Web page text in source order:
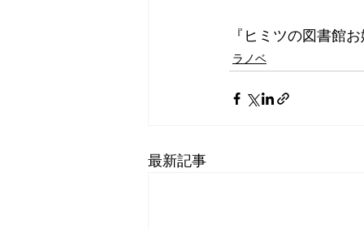
『ヒミツの図書館お
ラノベ
最新記事